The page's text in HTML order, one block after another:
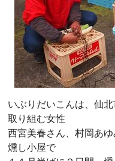
いぶりだいこんは、仙
取り組む女性
西宮美春さん、村岡あ
燻し小屋で